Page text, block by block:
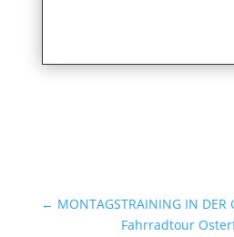
← MONTAGSTRAINING IN DER
Fahrradtour